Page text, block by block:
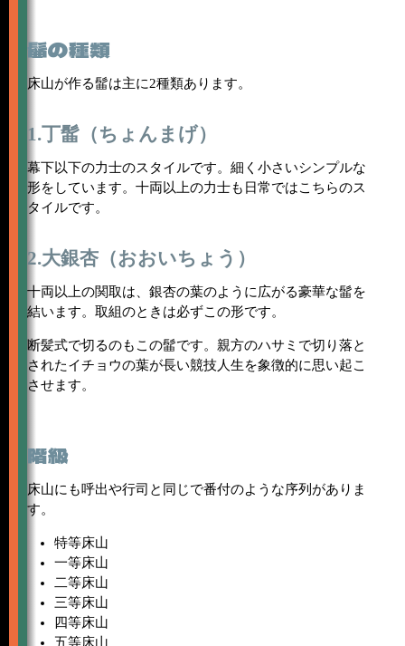
髷の種類
床山が作る髷は主に2種類あります。
1.丁髷（ちょんまげ）
幕下以下の力士のスタイルです。細く小さいシンプルな
形をしています。十両以上の力士も日常ではこちらのス
タイルです。
2.大銀杏（おおいちょう）
十両以上の関取は、銀杏の葉のように広がる豪華な髷を
結います。取組のときは必ずこの形です。
断髪式で切るのもこの髷です。親方のハサミで切り落と
されたイチョウの葉が長い競技人生を象徴的に思い起こ
させます。
階級
床山にも呼出や行司と同じで番付のような序列がありま
す。
特等床山
一等床山
二等床山
三等床山
四等床山
五等床山